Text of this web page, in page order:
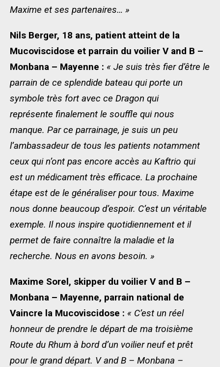
Maxime et ses partenaires… »
Nils Berger, 18 ans, patient atteint de la
Mucoviscidose et parrain du voilier V and B –
Monbana – Mayenne : « Je suis très fier d’être le
parrain de ce splendide bateau qui porte un
symbole très fort avec ce Dragon qui
représente finalement le souffle qui nous
manque. Par ce parrainage, je suis un peu
l’ambassadeur de tous les patients notamment
ceux qui n’ont pas encore accès au Kaftrio qui
est un médicament très efficace. La prochaine
étape est de le généraliser pour tous. Maxime
nous donne beaucoup d’espoir. C’est un véritable
exemple. Il nous inspire quotidiennement et il
permet de faire connaître la maladie et la
recherche. Nous en avons besoin. »
Maxime Sorel, skipper du voilier V and B –
Monbana – Mayenne, parrain national de
Vaincre la Mucoviscidose : « C’est un réel
honneur de prendre le départ de ma troisième
Route du Rhum à bord d’un voilier neuf et prêt
pour le grand départ. V and B – Monbana –